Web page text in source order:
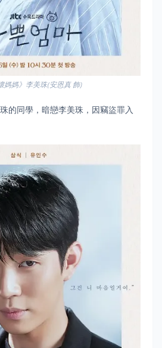
媽媽》李美珠(安恩真 飾)
的同學，暗戀李美珠，因竊盜罪入